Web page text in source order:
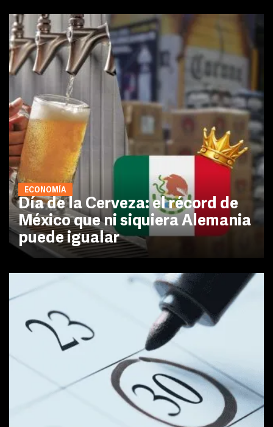
ECONOMÍA
Día de la Cerveza: el récord de
México que ni siquiera Alemania
puede igualar